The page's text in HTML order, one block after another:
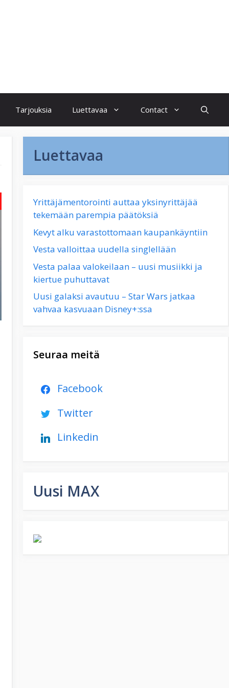
Tarjouksia Luettavaa Contact
Luettavaa
Yrittäjämentorointi auttaa yksinyrittäjää
tekemään parempia päätöksiä
Kevyt alku varastottomaan kaupankäyntiin
Vesta valloittaa uudella singlellään
Vesta palaa valokeilaan – uusi musiikki ja
kiertue puhuttavat
Uusi galaksi avautuu – Star Wars jatkaa
vahvaa kasvuaan Disney+:ssa
Seuraa meitä
Facebook
Twitter
Linkedin
Uusi MAX